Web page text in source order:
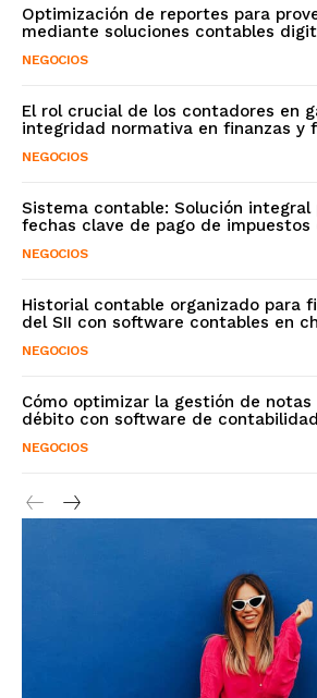
Optimización de reportes para
mediante soluciones contables
NEGOCIOS
El rol crucial de los contadores en
integridad normativa en finanzas y
NEGOCIOS
Sistema contable: Solución integral
fechas clave de pago de impuestos
NEGOCIOS
Historial contable organizado para
del SII con software contables en
NEGOCIOS
Cómo optimizar la gestión de
débito con software de contabilidad
NEGOCIOS